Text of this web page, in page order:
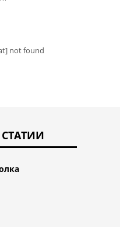
not found